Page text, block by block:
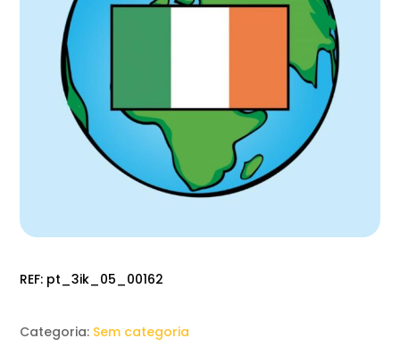
REF: pt_3ik_05_00162
Categoria: Sem categoria